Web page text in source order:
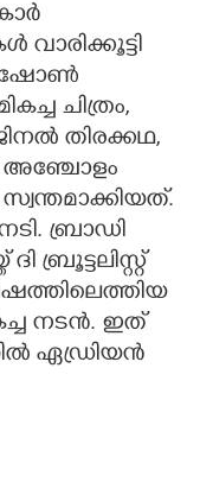
ഷോൺ
ചിത്രം,
തിരക്കഥ,
അഞ്ചോളം
ബ്രാഡി
ബ്രൂട്ടലിസ്റ്റ്
നടൻ. ഇത്
ഏഡ്രിയൻ